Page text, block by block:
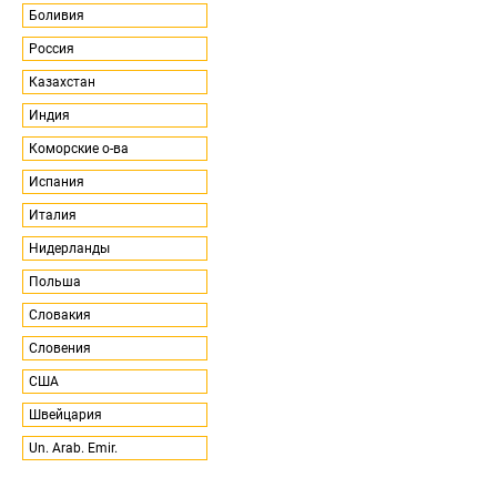
Боливия
Россия
Казахстан
Индия
Коморские о-ва
Испания
Италия
Нидерланды
Польша
Словакия
Словения
США
Швейцария
Un. Arab. Emir.